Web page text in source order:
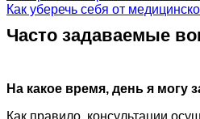
Как уберечь себя от
Часто задаваемые
На какое время, день я могу
Как правило, консультации